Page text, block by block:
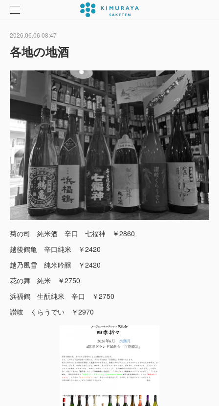
2026.06.06 08:47
各地の地酒
菊の司 純米酒 辛口 七福神 ￥2860
越後鶴亀 辛口純米 ￥2420
越乃風雪 純米吟醸 ￥2420
花の舞 純米 ￥2750
浜福鶴 生酛純米 辛口 ￥2750
讃岐 くらうでい ￥2970